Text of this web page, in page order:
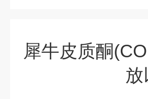
犀牛皮质酮